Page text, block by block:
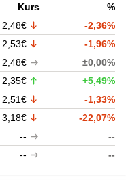
Kurs
%
2,48€
-2,36%
2,53€
-1,96%
2,48€
±0,00%
2,35€
+5,49%
2,51€
-1,33%
3,18€
-22,07%
--
--
-- --